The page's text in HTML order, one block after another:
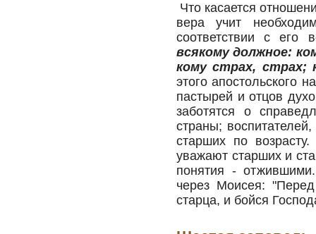
Что касается
вера учит
соответствии с его
всякому должное:
кому страх, страх;
этого апостольского
пастырей и отцов
заботятся о
страны;
старших по
уважают старших и
понятия -
через Моисея:
старца, и бойся